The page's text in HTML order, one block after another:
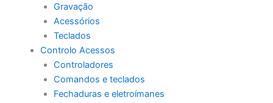
Gravação
Acessórios
Teclados
Controlo Acessos
Controladores
Comandos e teclados
Fechaduras e eletroímanes